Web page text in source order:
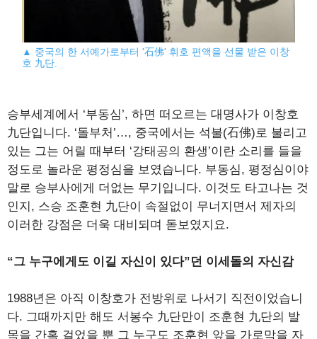
▲ 중국의 한 서예가로부터 '石佛' 휘호 편액을 선물 받은 이창
호 九단.
승부세계에서 ‘부동심’, 하면 떠오르는 대명사가 이창호
九단입니다. ‘돌부처’…, 중국에서는 석불(石佛)로 불리고
있는 그는 어릴 때부터 ‘강태공의 환생’이란 소리를 들을
정도로 놀라운 평정심을 보였습니다. 부동심, 평정심이야
말로 승부사에게 더없는 무기입니다. 이것도 타고나는 것
인지, 스승 조훈현 九단이 속절없이 무너지면서 제자의
이러한 강점은 더욱 대비되며 돋보였지요.
“그 누구에게도 이길 자신이 있다”던 이세돌의 자신감
1988년은 아직 이창호가 전방위로 나서기 직전이었습니
다. 그때까지만 해도 서봉수 九단만이 조훈현 九단의 발
목을 간혹 걸었을 뿐 그 누구도 조훈현 앞을 가로막을 자